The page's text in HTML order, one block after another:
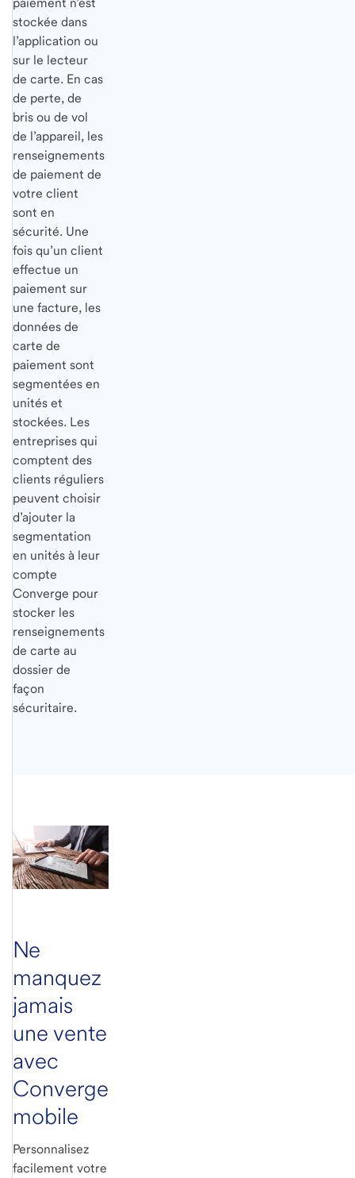
stockée dans
l’application ou
sur le lecteur
de carte. En cas
de perte, de
bris ou de vol
de l’appareil, les
renseignements
de paiement de
votre client
sont en
sécurité. Une
fois qu’un client
effectue un
paiement sur
une facture, les
données de
carte de
paiement sont
segmentées en
unités et
stockées. Les
entreprises qui
comptent des
clients réguliers
peuvent choisir
d’ajouter la
segmentation
en unités à leur
compte
Converge pour
stocker les
renseignements
de carte au
dossier de
façon
sécuritaire.
Ne
manquez
jamais
une vente
avec
Converge
mobile
Personnalisez
facilement votre